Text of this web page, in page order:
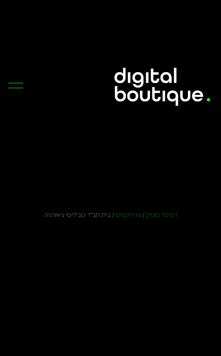
דיגיטל בוטיק / פרוייקטים / בית חב”ד טביליסי גיאורגיה